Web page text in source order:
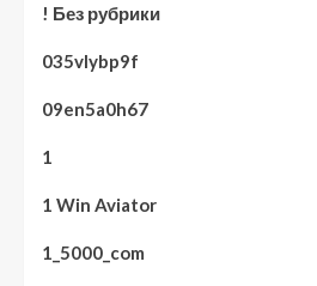
! Без рубрики
035vlybp9f
09en5a0h67
1
1 Win Aviator
1_5000_com